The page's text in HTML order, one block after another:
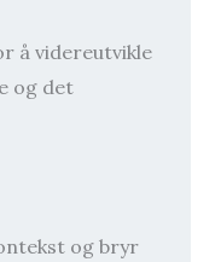
å videreutvikle
og det
og bryr